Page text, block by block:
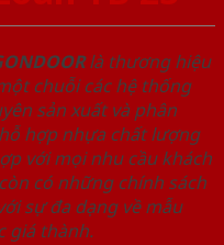
là thương hiệu
chuỗi các hệ thống
sản xuất và phân
hợp nhựa chất lượng
với mọi nhu cầu khách
có những chính sách
sự đa dạng về mẫu
giá thành.